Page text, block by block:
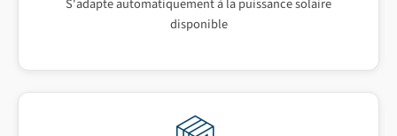
S'adapte automatiquement à la puissance solaire
disponible